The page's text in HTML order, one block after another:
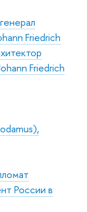
Friedrich
Friedrich
России в